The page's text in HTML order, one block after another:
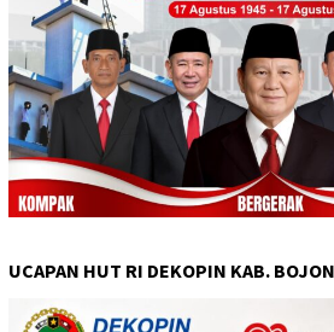
UCAPAN HUT RI DEKOPIN KAB.